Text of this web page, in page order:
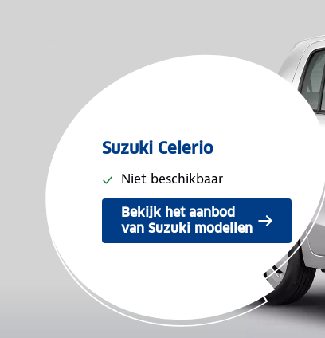
Suzuki Celerio
Niet beschikbaar
Bekijk het aanbod
van Suzuki modellen